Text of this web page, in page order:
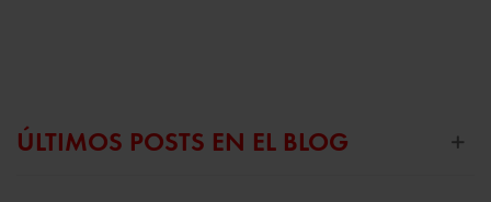
ÚLTIMOS POSTS EN EL BLOG